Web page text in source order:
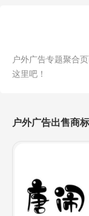
户外广告专题聚合
这里吧！
户外广告出售商标